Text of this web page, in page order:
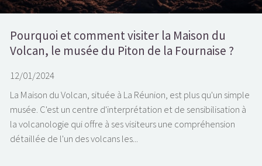
Pourquoi et comment visiter la Maison du
Volcan, le musée du Piton de la Fournaise ?
12/01/2024
La Maison du Volcan, située à La Réunion, est plus qu'un simple
musée. C'est un centre d'interprétation et de sensibilisation à
la volcanologie qui offre à ses visiteurs une compréhension
détaillée de l'un des volcans les...